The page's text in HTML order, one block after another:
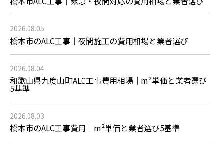
2026.08.05
橋本市のALC工事｜夜間施工の費用相場と業者選び
2026.08.04
和歌山県九度山町ALC工事費用相場｜m²単価と業者選び
5基準
2026.08.03
橋本市のALC工事費用｜m²単価と業者選び5基準